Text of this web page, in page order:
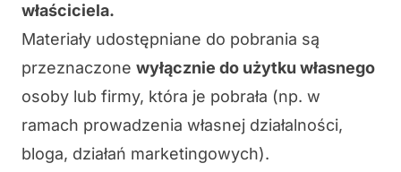
właściciela.
Materiały udostępniane do pobrania są
przeznaczone wyłącznie do użytku własnego
osoby lub firmy, która je pobrała (np. w
ramach prowadzenia własnej działalności,
bloga, działań marketingowych).